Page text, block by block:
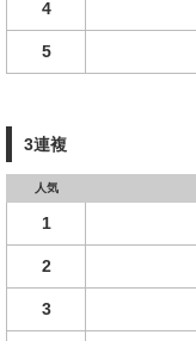
4
5
3連複
人気
1
2
3